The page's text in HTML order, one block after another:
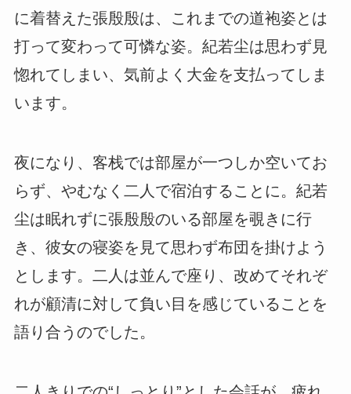
に着替えた張殷殷は、これまでの道袍姿とは
打って変わって可憐な姿。紀若尘は思わず見
惚れてしまい、気前よく大金を支払ってしま
います。
夜になり、客栈では部屋が一つしか空いてお
らず、やむなく二人で宿泊することに。紀若
尘は眠れずに張殷殷のいる部屋を覗きに行
き、彼女の寝姿を見て思わず布団を掛けよう
とします。二人は並んで座り、改めてそれぞ
れが顧清に対して負い目を感じていることを
語り合うのでした。